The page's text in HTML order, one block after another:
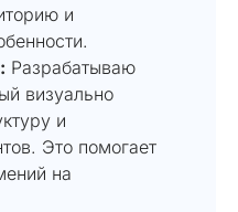
и
Разрабатываю
визуально
и
Это помогает
на